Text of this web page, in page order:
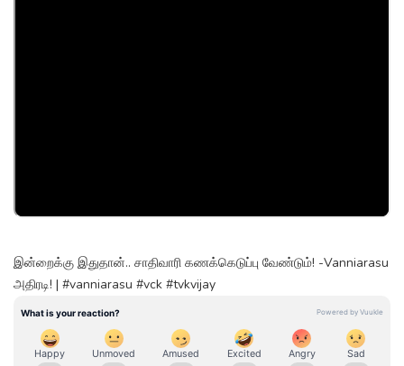
இன்றைக்கு இதுதான்.. சாதிவாரி கணக்கெடுப்பு வேண்டும்! -Vanniarasu
அதிரடி! | #vanniarasu #vck #tvkvijay